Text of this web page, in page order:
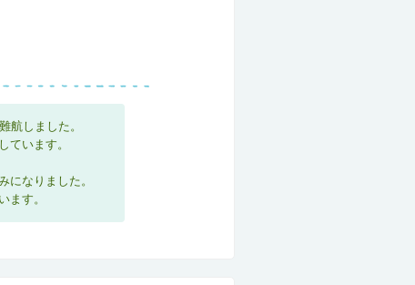
航しました。
ています。
になりました。
ます。